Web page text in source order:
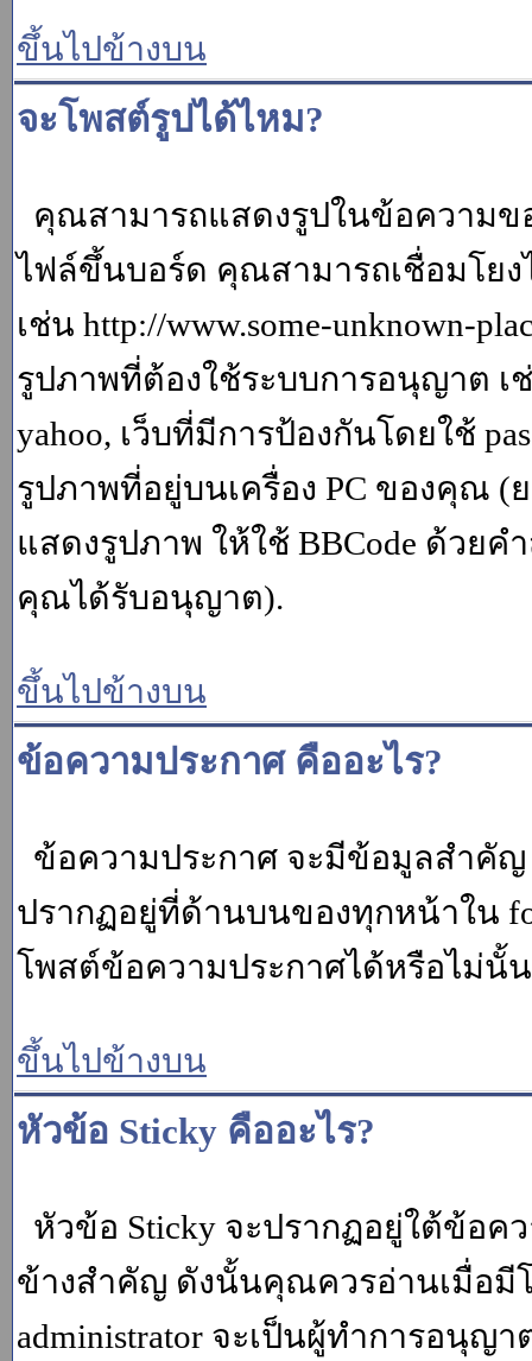
ขึ้นไปข้างบน
จะโพสต์รูปได้ไหม?
คุณสามารถแสดงรูปในข้อความ
ไฟล์ขึ้นบอร์ด คุณสามารถเชื่อมโยง
เช่น http://www.some-unknown-
รูปภาพที่ต้องใช้ระบบการอนุญาต เ
yahoo, เว็บที่มีการป้องกันโดยใช้
รูปภาพที่อยู่บนเครื่อง PC ของคุณ (
แสดงรูปภาพ ให้ใช้ BBCode ด้วย
คุณได้รับอนุญาต).
ขึ้นไปข้างบน
ข้อความประกาศ คืออะไร?
ข้อความประกาศ จะมีข้อมูลสำคั
ปรากฏอยู่ที่ด้านบนของทุกหน้าใน
โพสต์ข้อความประกาศได้หรือไม่นั้
ขึ้นไปข้างบน
หัวข้อ Sticky คืออะไร?
หัวข้อ Sticky จะปรากฏอยู่ใต้ข้อค
ข้างสำคัญ ดังนั้นคุณควรอ่านเมื่อมี
administrator จะเป็นผู้ทำการอนุ